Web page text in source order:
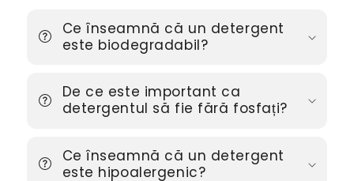
Ce înseamnă că un detergent
este biodegradabil?
De ce este important ca
detergentul să fie fără fosfați?
Ce înseamnă că un detergent
este hipoalergenic?